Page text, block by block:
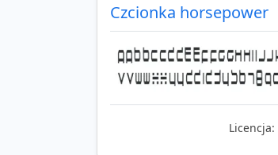
Czcionka horsepower
Licencja: